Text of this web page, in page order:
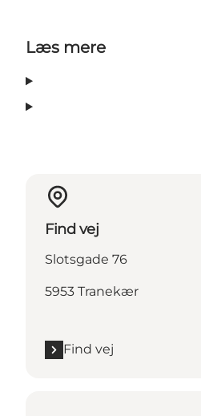
Læs mere
Find vej
Slotsgade 76
5953 Tranekær
Find vej